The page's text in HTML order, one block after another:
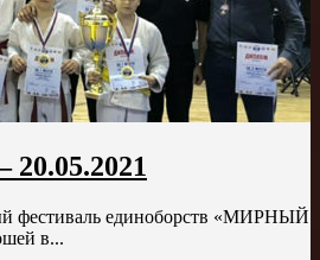
фестиваль единоборств «МИРНЫЙ
в...